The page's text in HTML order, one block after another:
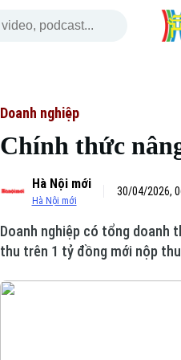
Hà Nội
Chính trị
Xã hội
An ninh trật tự
Công nghệ
Người Hà Nội
Khoảnh khắc Hà Nội
Ẩm thực
Quân sự
Hồ sơ
Người
Doanh nghiệp
Chính thức
Hà Nội mới
Hà Nội mới
30/04/2026,
Doanh nghiệp có tổng doanh
thu trên 1 tỷ đồng mới nộp